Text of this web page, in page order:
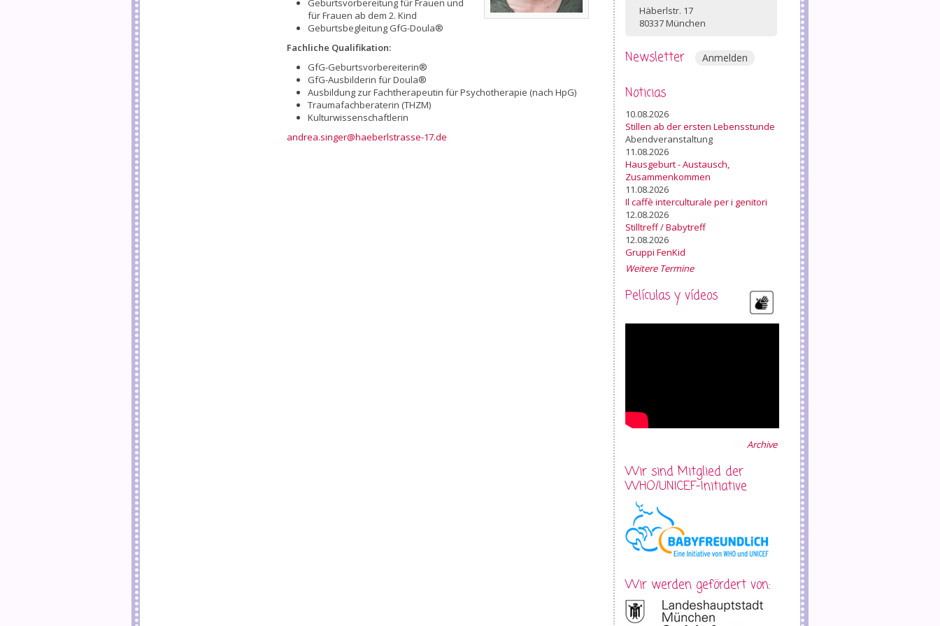
Geburtsvorbereitung für Frauen und
für Frauen ab dem 2. Kind
Geburtsbegleitung GfG-Doula®
Fachliche Qualifikation:
GfG-Geburtsvorbereiterin®
GfG-Ausbilderin für Doula®
Ausbildung zur Fachtherapeutin für Psychotherapie (nach HpG)
Traumafachberaterin (THZM)
Kulturwissenschaftlerin
andrea.singer@haeberlstrasse-17.de
Häberlstr. 17
80337 München
Newsletter Anmelden
Noticias
10.08.2026
Stillen ab der ersten Lebensstunde
Abendveranstaltung
11.08.2026
Hausgeburt - Austausch,
Zusammenkommen
11.08.2026
Il caffè interculturale per i genitori
12.08.2026
Stilltreff / Babytreff
12.08.2026
Gruppi FenKid
Weitere Termine
Películas y vídeos
Archive
Wir sind Mitglied der
WHO/UNICEF-Initiative
Wir werden gefördert von: